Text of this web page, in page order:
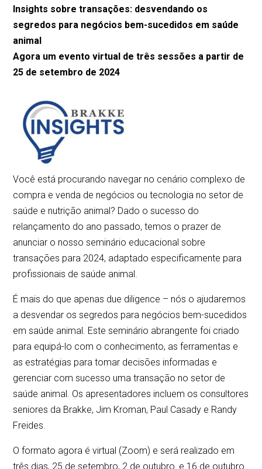
Insights sobre transações: desvendando os
segredos para negócios bem-sucedidos em saúde
animal
Agora um evento virtual de três sessões a partir de
25 de setembro de 2024
Você está procurando navegar no cenário complexo de
compra e venda de negócios ou tecnologia no setor de
saúde e nutrição animal? Dado o sucesso do
relançamento do ano passado, temos o prazer de
anunciar o nosso seminário educacional sobre
transações para 2024, adaptado especificamente para
profissionais de saúde animal.
É mais do que apenas due diligence – nós o ajudaremos
a desvendar os segredos para negócios bem-sucedidos
em saúde animal. Este seminário abrangente foi criado
para equipá-lo com o conhecimento, as ferramentas e
as estratégias para tomar decisões informadas e
gerenciar com sucesso uma transação no setor de
saúde animal. Os apresentadores incluem os consultores
seniores da Brakke, Jim Kroman, Paul Casady e Randy
Freides.
O formato agora é virtual (Zoom) e será realizado em
três dias, 25 de setembro, 2 de outubro e 16 de outubro.